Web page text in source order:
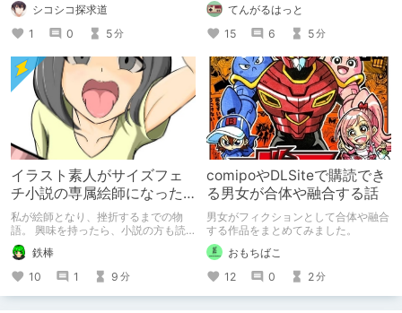
シコシコ探求道
1
0 5分
てんがるはっと
15
6 5分
イラスト素人がサイズフェ
チ小説の専属絵師になった
お話
私が絵師となり、挫折するまでの物
語。 興味を持ったら、小説の方も読
んで欲しいなって感じ 私の絵を使っ
てくれてる小説書きさんのページＵＲ
Ｌ
https://www.pixiv.net/users/341489
73/novels?p=1
鉄棒
10
1 9 分
comipoやDLSiteで購読でき
る男女が合体や融合する話
男女がフィクションとして合体や融合
する作品をまとめてみました。
おもちばこ
12
0 2分